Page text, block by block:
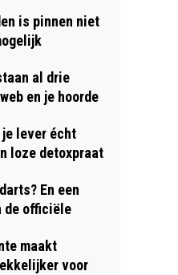
is pinnen niet
al drie
en je hoorde
lever écht
loze detoxpraat
En een
de officiële
maakt
voor